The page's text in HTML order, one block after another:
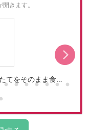
きます。
てをそのまま食…